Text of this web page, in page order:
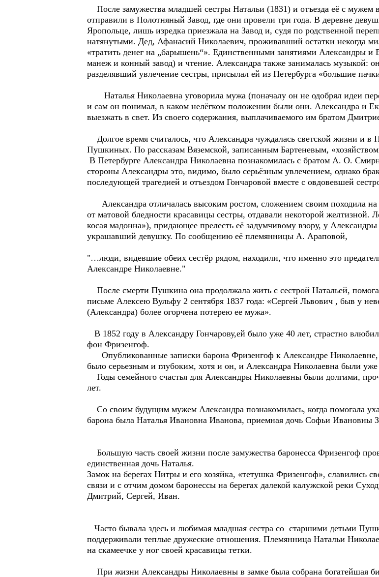
После замужества младшей сестры Натальи (1831) и отъезда её с мужем
отправили в Полотняный Завод, где они провели три года. В деревне
Яропольце, лишь изредка приезжала на Завод и, судя по родственной
натянутыми. Дед, Афанасий Николаевич, проживавший остатки некогда
«тратить денег на „барышень“». Единственными занятиями Александры и
манеж и конный завод) и чтение. Александра также занималась музыкой:
разделявший увлечение сестры, присылал ей из Петербурга «большие
Наталья Николаевна уговорила мужа (поначалу он не одобрял идеи
и сам он понимал, в каком нелёгком положении были они. Александра и
выезжать в свет. Из своего содержания, выплачиваемого им братом
Долгое время считалось, что Александра чуждалась светской жизни и в
Пушкиных. По рассказам Вяземской, записанным Бартеневым,
В Петербурге Александра Николаевна познакомилась с братом А. О.
стороны Александры это, видимо, было серьёзным увлечением, однако
последующей трагедией и отъездом Гончаровой вместе с овдовевшей
Александра отличалась высоким ростом, сложением своим походила
от матовой бледности красавицы сестры, отдавали некоторой желтизной.
косая мадонна»), придающее прелесть её задумчивому взору, у
украшавший девушку. По сообщению её племянницы А. Араповой,
"…люди, видевшие обеих сестёр рядом, находили, что именно это
Александре Николаевне."
После смерти Пушкина она продолжала жить с сестрой Натальей,
письме Алексею Вульфу 2 сентября 1837 года: «Сергей Львович , быв у
(Александра) более огорчена потерею ее мужа».
В 1852 году в Александру Гончарову,ей было уже 40 лет, страстно
фон Фризенгоф.
Опубликованные записки барона Фризенгоф к Александре Николаевне,
было серьезным и глубоким, хотя и он, и Александра Николаевна были
Годы семейного счастья для Александры Николаевны были долгими,
лет.
Со своим будущим мужем Александра познакомилась, когда помогала
барона была Наталья Ивановна Иванова, приемная дочь Софьи Ивановны
Большую часть своей жизни после замужества баронесса Фризенгоф
единственная дочь Наталья.
Замок на берегах Нитры и его хозяйка, «тетушка Фризенгоф», славились
связи и с отчим домом баронессы на берегах далекой калужской реки
Дмитрий, Сергей, Иван.
Часто бывала здесь и любимая младшая сестра со старшими детьми
поддерживали теплые дружеские отношения. Племянница Натальи
на скамеечке у ног своей красавицы тетки.
При жизни Александры Николаевны в замке была собрана богатейшая